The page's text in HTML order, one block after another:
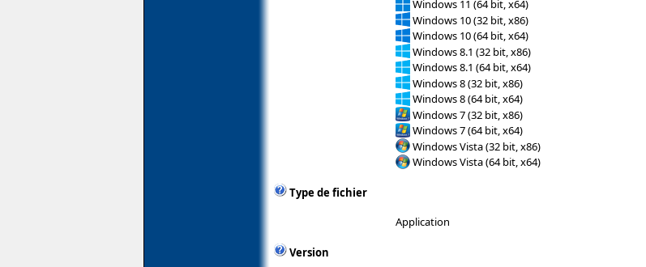
Windows 11 (64 bit, x64)
Windows 10 (32 bit, x86)
Windows 10 (64 bit, x64)
Windows 8.1 (32 bit, x86)
Windows 8.1 (64 bit, x64)
Windows 8 (32 bit, x86)
Windows 8 (64 bit, x64)
Windows 7 (32 bit, x86)
Windows 7 (64 bit, x64)
Windows Vista (32 bit, x86)
Windows Vista (64 bit, x64)
Type de fichier
Application
Version